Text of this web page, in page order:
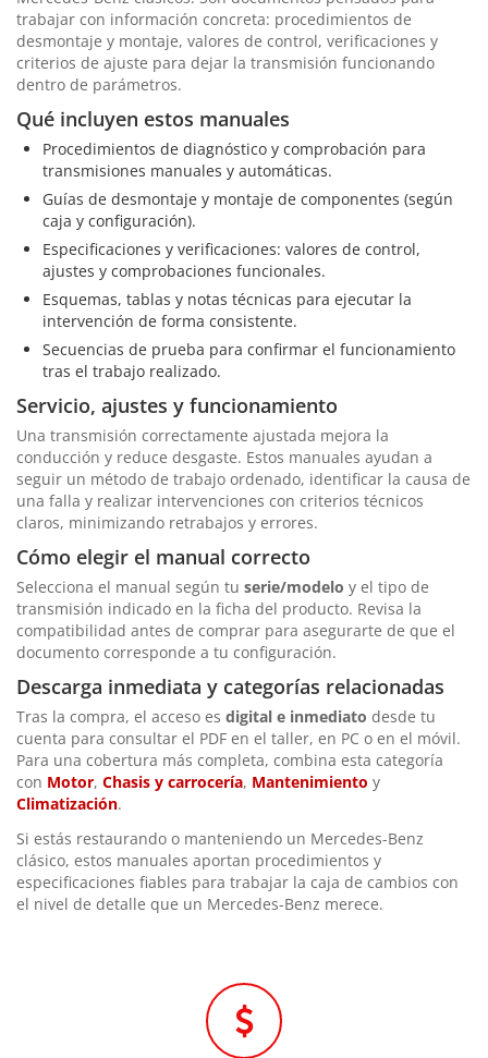
trabajar con información concreta: procedimientos de
desmontaje y montaje, valores de control, verificaciones y
criterios de ajuste para dejar la transmisión funcionando
dentro de parámetros.
Qué incluyen estos manuales
Procedimientos de diagnóstico y comprobación para
transmisiones manuales y automáticas.
Guías de desmontaje y montaje de componentes (según
caja y configuración).
Especificaciones y verificaciones: valores de control,
ajustes y comprobaciones funcionales.
Esquemas, tablas y notas técnicas para ejecutar la
intervención de forma consistente.
Secuencias de prueba para confirmar el funcionamiento
tras el trabajo realizado.
Servicio, ajustes y funcionamiento
Una transmisión correctamente ajustada mejora la
conducción y reduce desgaste. Estos manuales ayudan a
seguir un método de trabajo ordenado, identificar la causa de
una falla y realizar intervenciones con criterios técnicos
claros, minimizando retrabajos y errores.
Cómo elegir el manual correcto
Selecciona el manual según tu serie/modelo y el tipo de
transmisión indicado en la ficha del producto. Revisa la
compatibilidad antes de comprar para asegurarte de que el
documento corresponde a tu configuración.
Descarga inmediata y categorías relacionadas
Tras la compra, el acceso es digital e inmediato desde tu
cuenta para consultar el PDF en el taller, en PC o en el móvil.
Para una cobertura más completa, combina esta categoría
con Motor, Chasis y carrocería, Mantenimiento y
Climatización.
Si estás restaurando o manteniendo un Mercedes-Benz
clásico, estos manuales aportan procedimientos y
especificaciones fiables para trabajar la caja de cambios con
el nivel de detalle que un Mercedes-Benz merece.